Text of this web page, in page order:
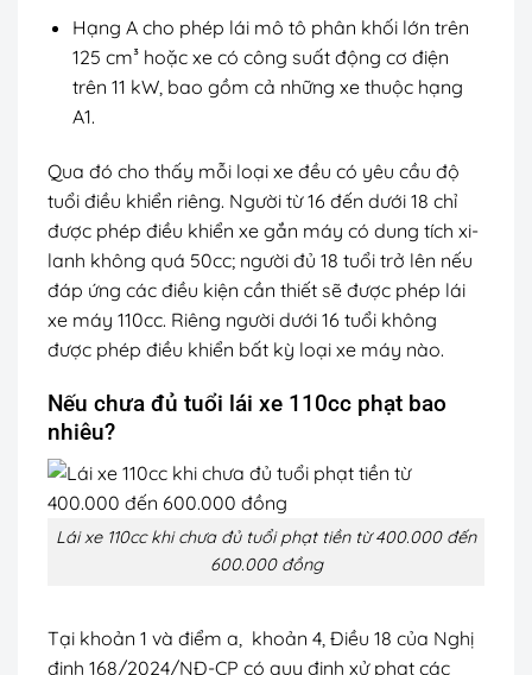
Hạng A cho phép lái mô tô phân khối lớn trên
125 cm³ hoặc xe có công suất động cơ điện
trên 11 kW, bao gồm cả những xe thuộc hạng
A1.
Qua đó cho thấy mỗi loại xe đều có yêu cầu độ
tuổi điều khiển riêng. Người từ 16 đến dưới 18 chỉ
được phép điều khiển xe gắn máy có dung tích xi-
lanh không quá 50cc; người đủ 18 tuổi trở lên nếu
đáp ứng các điều kiện cần thiết sẽ được phép lái
xe máy 110cc. Riêng người dưới 16 tuổi không
được phép điều khiển bất kỳ loại xe máy nào.
Nếu chưa đủ tuổi lái xe 110cc phạt bao
nhiêu?
Lái xe 110cc khi chưa đủ tuổi phạt tiền từ 400.000 đến
600.000 đồng
Tại khoản 1 và điểm a, khoản 4, Điều 18 của Nghị
định 168/2024/NĐ-CP có quy định xử phạt các